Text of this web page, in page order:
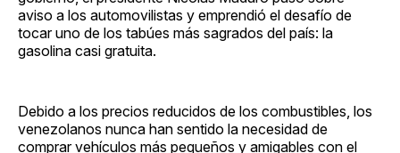
aviso a los automovilistas y emprendió el desafío de
tocar uno de los tabúes más sagrados del país: la
gasolina casi gratuita.
Debido a los precios reducidos de los combustibles, los
venezolanos nunca han sentido la necesidad de
comprar vehículos más pequeños y amigables con el